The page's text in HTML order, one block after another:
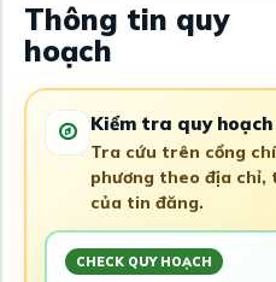
Thông tin quy
hoạch
Kiểm tra quy
Tra cứu trên cổng
phương theo địa chỉ,
của tin đăng.
CHECK QUY HOẠCH